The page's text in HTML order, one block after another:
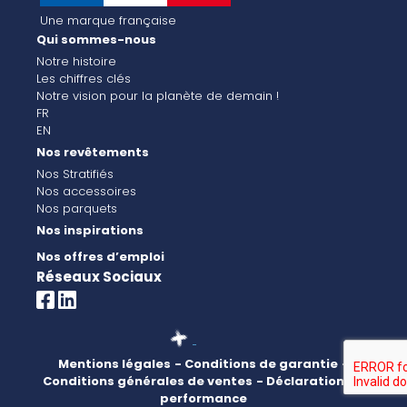
Une marque française
Qui sommes-nous
Notre histoire
Les chiffres clés
Notre vision pour la planète de demain !
FR
EN
Nos revêtements
Nos Stratifiés
Nos accessoires
Nos parquets
Nos inspirations
Nos offres d’emploi
Réseaux Sociaux
Mentions légales - Conditions de garantie -
Conditions générales de ventes - Déclaration de
performance